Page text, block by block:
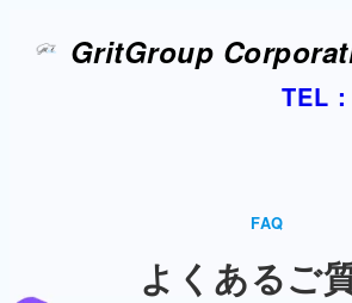
GritGroup
FAQ
よくあるご
TEL